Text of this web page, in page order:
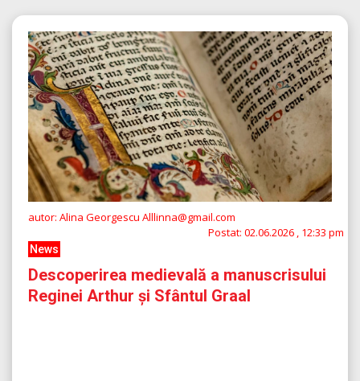
autor: Alina Georgescu Alllinna@gmail.com
Postat: 02.06.2026 , 12:33 pm
News
Descoperirea medievală a manuscrisului
Reginei Arthur și Sfântul Graal